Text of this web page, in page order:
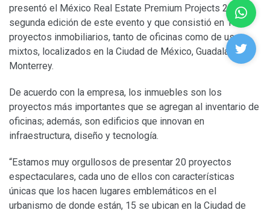
presentó el México Real Estate Premium Projects 2017,
segunda edición de este evento y que consistió en 19
proyectos inmobiliarios, tanto de oficinas como de usos
mixtos, localizados en la Ciudad de México, Guadalajara y
Monterrey.
De acuerdo con la empresa, los inmuebles son los
proyectos más importantes que se agregan al inventario de
oficinas; además, son edificios que innovan en
infraestructura, diseño y tecnología.
“Estamos muy orgullosos de presentar 20 proyectos
espectaculares, cada uno de ellos con características
únicas que los hacen lugares emblemáticos en el
urbanismo de donde están, 15 se ubican en la Ciudad de